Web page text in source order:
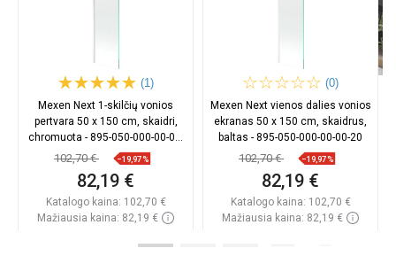
(1)
Mexen Next 1-skilčių vonios
pertvara 50 x 150 cm, skaidri,
chromuota - 895-050-000-00-00-
102,70 € −19,97%
82,19 €
Katalogo kaina: 102,70 €
Mažiausia kaina: 82,19 €
(0)
Mexen Next vienos dalies vonios
ekranas 50 x 150 cm, skaidrus,
baltas - 895-050-000-00-00-20
102,70 € −19,97%
82,19 €
Katalogo kaina: 102,70 €
Mažiausia kaina: 82,19 €